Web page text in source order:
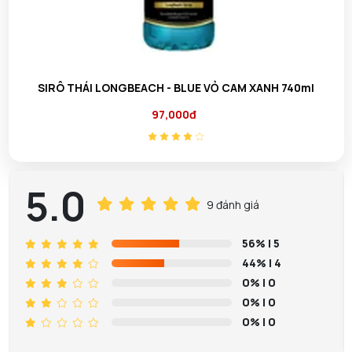
XANH 740ml
SIRÔ THÁI LONGBEACH -
5.0 9 đánh giá
56% | 5
44% | 4
0% | 0
0% | 0
0% | 0